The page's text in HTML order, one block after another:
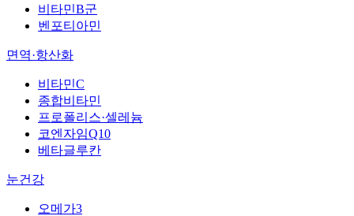
비타민B군
벤포티아민
면역·항산화
비타민C
종합비타민
프로폴리스·셀레늄
코엔자임Q10
베타글루칸
눈건강
오메가3